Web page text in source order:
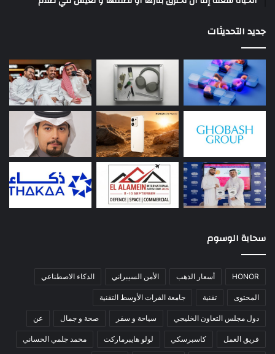
جديد التحديثات
سحابة الوسوم
HONOR أسعار الذهب الأمن السيبراني الذكاء الاصطناعي
المحتوى تقنية جامعة الفرات الأوسط التقنية
دول مجلس التعاون الخليجي سياحة و سفر صحة و جمال عن
فريق العمل كاسبرسكي لولو هايبرماركت محمد جلمي الحساني